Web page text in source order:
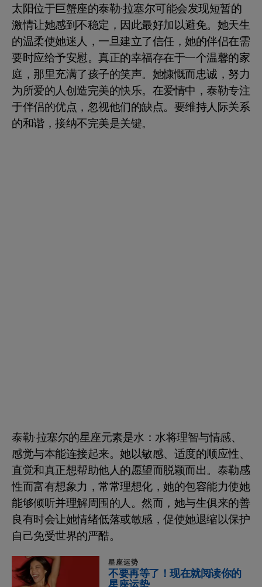
太阳位于巨蟹座的泰勒·拉塞尔可能会发现短暂的
激情让她感到不稳定，因此最好加以避免。她天生
的温柔使她迷人，一旦建立了信任，她的伴侣在需
要时应给予安慰。真正的幸福存在于一个温馨的家
庭，那里充满了孩子的笑声。她慷慨而忠诚，努力
为所爱的人创造完美的快乐。在爱情中，泰勒专注
于伴侣的优点，忽视他们的缺点。要维持人际关系
的和谐，接纳不完美是关键。
泰勒·拉塞尔的星座元素是水：水将理智与情感、
感觉与本能连接起来。她以敏感、适度的顺应性、
直觉和真正想帮助他人的愿望而脱颖而出。泰勒感
性而富有想象力，常常理想化，她的包容能力使她
能够倾听并理解周围的人。然而，她与生俱来的善
良有时会让她情绪低落或敏感，促使她退缩以保护
自己免受世界的严酷。
星座运势
不要再等了！现在就阅读你的